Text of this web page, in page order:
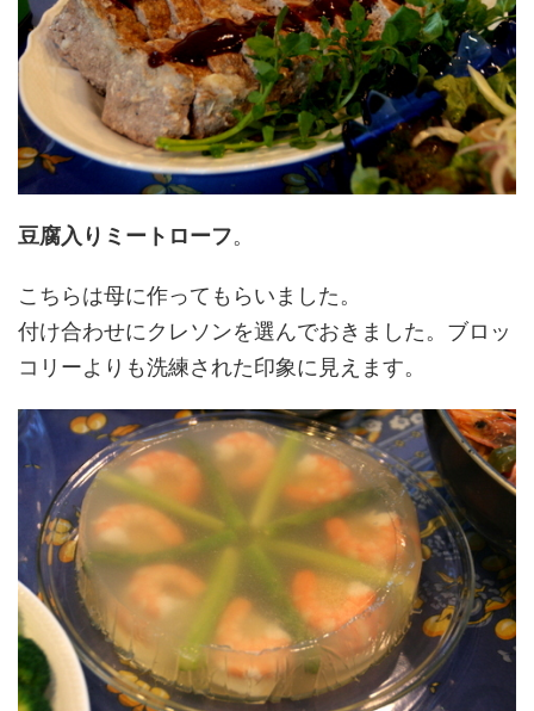
豆腐入りミートローフ。
こちらは母に作ってもらいました。
付け合わせにクレソンを選んでおきました。ブロッ
コリーよりも洗練された印象に見えます。